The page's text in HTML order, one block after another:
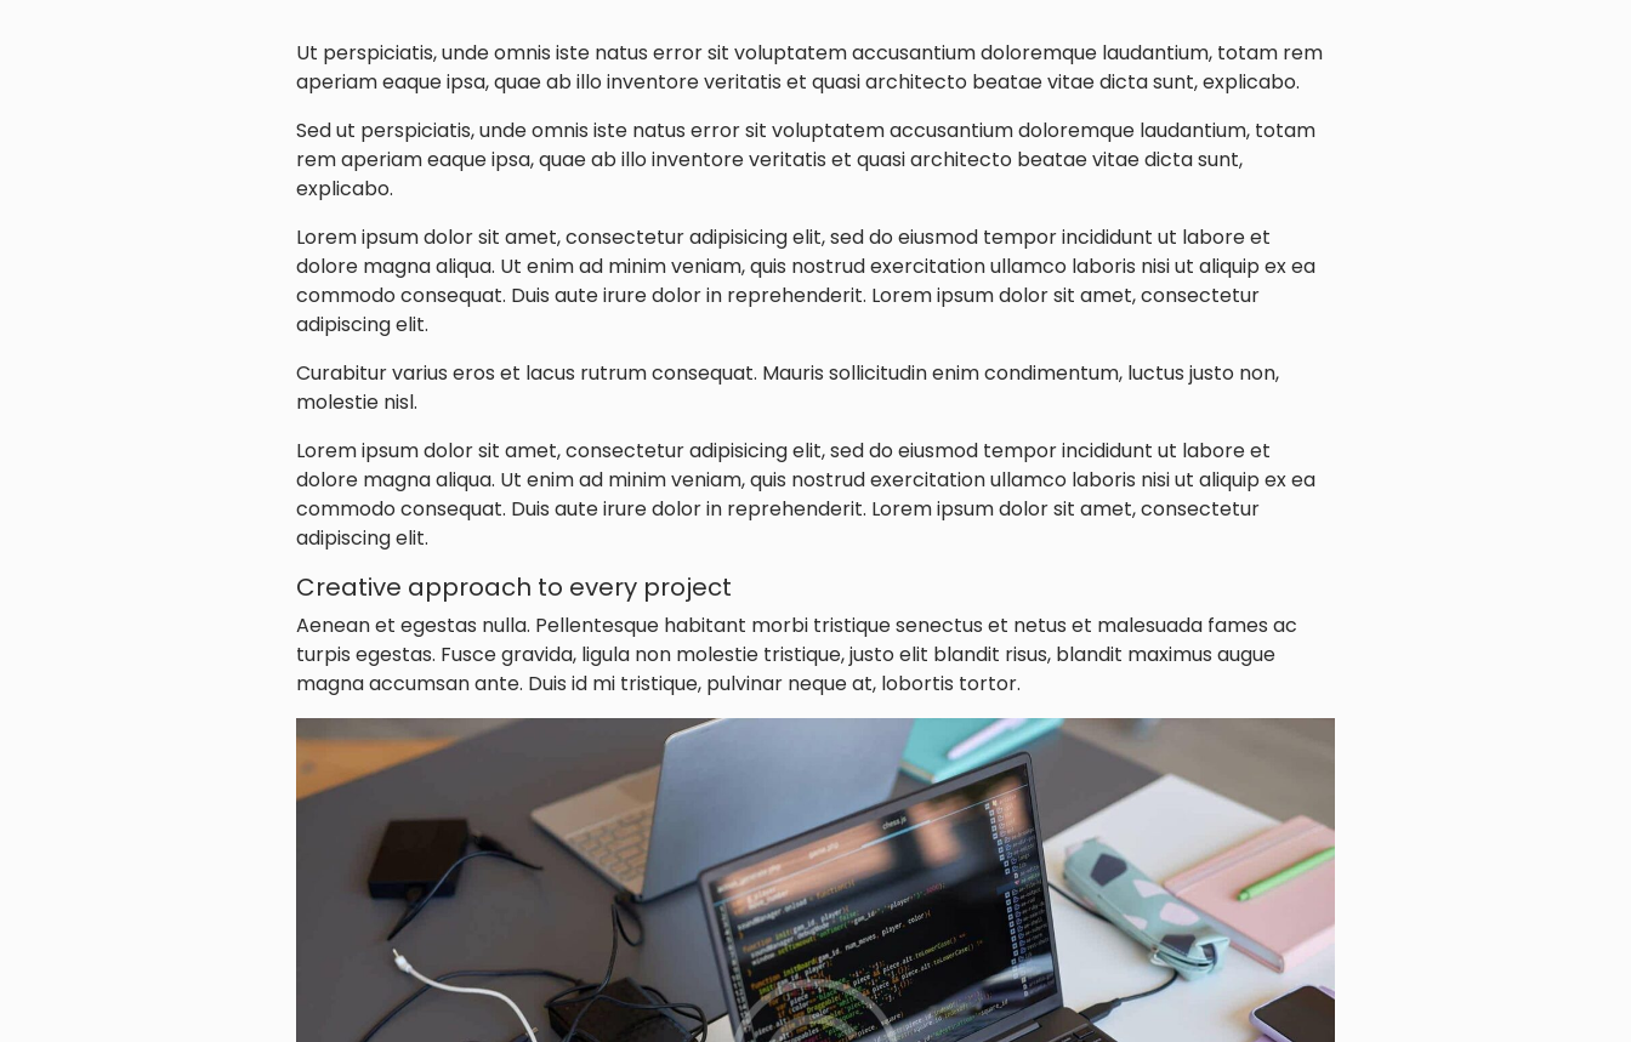
Ut perspiciatis, unde omnis iste natus error sit voluptatem accusantium doloremque laudantium, totam rem
aperiam eaque ipsa, quae ab illo inventore veritatis et quasi architecto beatae vitae dicta sunt, explicabo.
Sed ut perspiciatis, unde omnis iste natus error sit voluptatem accusantium doloremque laudantium, totam
rem aperiam eaque ipsa, quae ab illo inventore veritatis et quasi architecto beatae vitae dicta sunt,
explicabo.
Lorem ipsum dolor sit amet, consectetur adipisicing elit, sed do eiusmod tempor incididunt ut labore et
dolore magna aliqua. Ut enim ad minim veniam, quis nostrud exercitation ullamco laboris nisi ut aliquip ex ea
commodo consequat. Duis aute irure dolor in reprehenderit. Lorem ipsum dolor sit amet, consectetur
adipiscing elit.
Curabitur varius eros et lacus rutrum consequat. Mauris sollicitudin enim condimentum, luctus justo non,
molestie nisl.
Lorem ipsum dolor sit amet, consectetur adipisicing elit, sed do eiusmod tempor incididunt ut labore et
dolore magna aliqua. Ut enim ad minim veniam, quis nostrud exercitation ullamco laboris nisi ut aliquip ex ea
commodo consequat. Duis aute irure dolor in reprehenderit. Lorem ipsum dolor sit amet, consectetur
adipiscing elit.
Creative approach to every project
Aenean et egestas nulla. Pellentesque habitant morbi tristique senectus et netus et malesuada fames ac
turpis egestas. Fusce gravida, ligula non molestie tristique, justo elit blandit risus, blandit maximus augue
magna accumsan ante. Duis id mi tristique, pulvinar neque at, lobortis tortor.